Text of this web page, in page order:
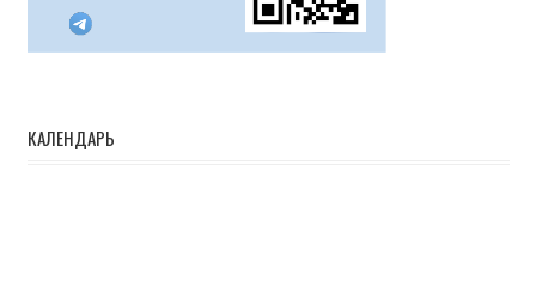
КАЛЕНДАРЬ